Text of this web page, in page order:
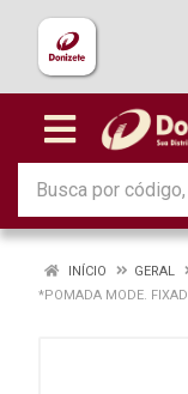
INÍCIO GERAL
*POMADA MODE.